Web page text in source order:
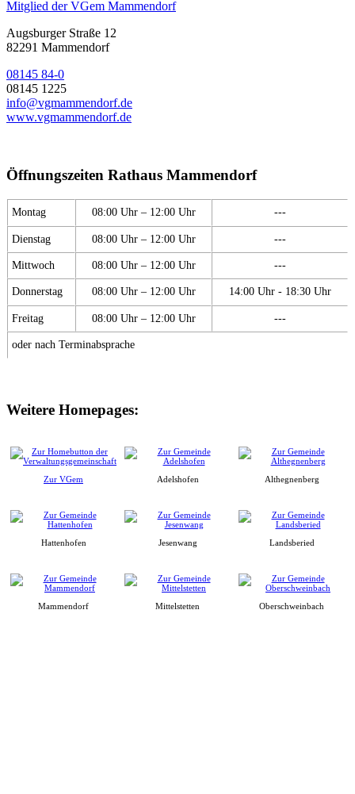
Mitglied der VGem Mammendorf
Augsburger Straße 12
82291 Mammendorf
08145 84-0
08145 1225
info@vgmammendorf.de
www.vgmammendorf.de
Öffnungszeiten Rathaus Mammendorf
Montag 08:00 Uhr – 12:00 Uhr ---
Dienstag 08:00 Uhr – 12:00 Uhr ---
Mittwoch 08:00 Uhr – 12:00 Uhr ---
Donnerstag 08:00 Uhr – 12:00 Uhr 14:00 Uhr - 18:30 Uhr
Freitag 08:00 Uhr – 12:00 Uhr ---
oder nach Terminabsprache
Weitere Homepages:
Zur VGem Adelshofen Althegnenberg
Hattenhofen Jesenwang Landsberied
Mammendorf Mittelstetten Oberschweinbach